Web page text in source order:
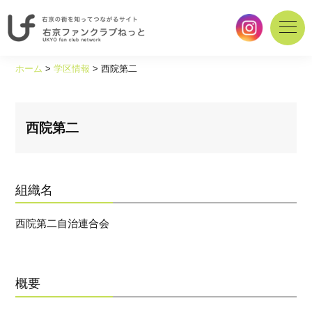
な
が
る
サ
｜
右
ホーム >学区情報 >西院第二
西院第二
組織名
西院第二自治連合会
概要